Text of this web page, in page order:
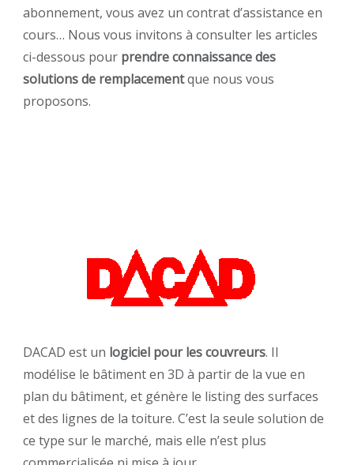
abonnement, vous avez un contrat d’assistance en
cours… Nous vous invitons à consulter les articles
ci-dessous pour prendre connaissance des
solutions de remplacementque nous vous
proposons.
DACAD est un logiciel pour les couvreurs. Il
modélise le bâtiment en 3D à partir de la vue en
plan du bâtiment, et génère le listing des surfaces
et des lignes de la toiture. C’est la seule solution de
ce type sur le marché, mais elle n’est plus